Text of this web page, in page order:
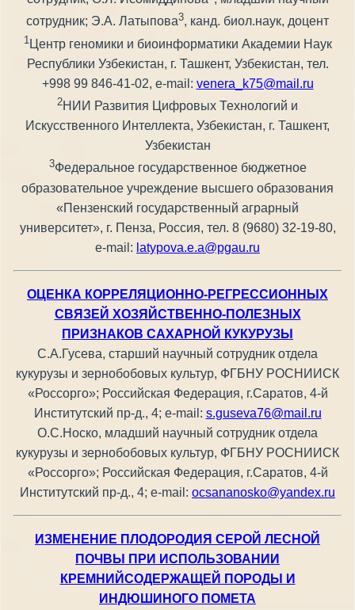
сотрудник; Э.А. Латыпова3, канд. биол.наук, доцент
1Центр геномики и биоинформатики Академии Наук
Республики Узбекистан, г. Ташкент, Узбекистан, тел.
+998 99 846-41-02, e-mail: venera_k75@mail.ru
2НИИ Развития Цифровых Технологий и
Искусственного Интеллекта, Узбекистан, г. Ташкент,
Узбекистан
3Федеральное государственное бюджетное
образовательное учреждение высшего образования
«Пензенский государственный аграрный
университет», г. Пенза, Россия, тел. 8 (9680) 32-19-80,
e-mail: latypova.e.a@pgau.ru
ОЦЕНКА КОРРЕЛЯЦИОННО-РЕГРЕССИОННЫХ
СВЯЗЕЙ ХОЗЯЙСТВЕННО-ПОЛЕЗНЫХ
ПРИЗНАКОВ САХАРНОЙ КУКУРУЗЫ
С.А.Гусева, старший научный сотрудник отдела
кукурузы и зернобобовых культур, ФГБНУ РОСНИИСК
«Россорго»; Российская Федерация, г.Саратов, 4-й
Институтский пр-д., 4; е-mail: s.guseva76@mail.ru
О.С.Носко, младший научный сотрудник отдела
кукурузы и зернобобовых культур, ФГБНУ РОСНИИСК
«Россорго»; Российская Федерация, г.Саратов, 4-й
Институтский пр-д., 4; е-mail: ocsananosko@yandex.ru
ИЗМЕНЕНИЕ ПЛОДОРОДИЯ СЕРОЙ ЛЕСНОЙ
ПОЧВЫ ПРИ ИСПОЛЬЗОВАНИИ
КРЕМНИЙСОДЕРЖАЩЕЙ ПОРОДЫ И
ИНДЮШИНОГО ПОМЕТА